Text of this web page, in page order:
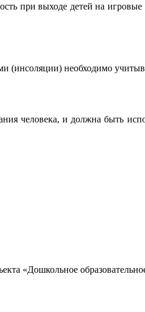
при выходе детей на
необходимо
человека, и должна быть
«Дошкольное